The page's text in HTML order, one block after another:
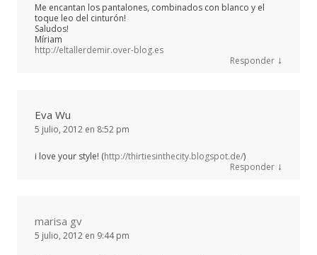
Me encantan los pantalones, combinados con blanco y el
toque leo del cinturón!
Saludos!
Míriam
http://eltallerdemir.over-blog.es
Responder ↓
Eva Wu
5 julio, 2012 en 8:52 pm
i love your style! (http://thirtiesinthecity.blogspot.de/)
Responder ↓
marisa gv
5 julio, 2012 en 9:44 pm